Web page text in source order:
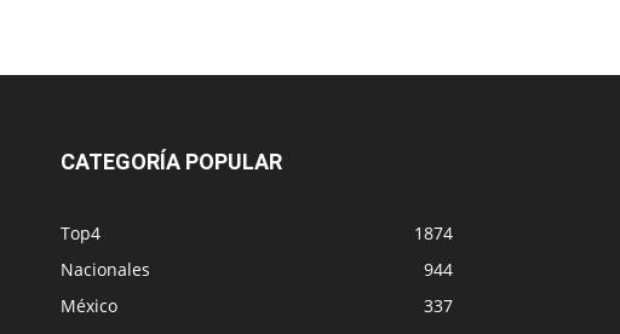
CATEGORÍA POPULAR
Top4
1874
Nacionales
944
México
337